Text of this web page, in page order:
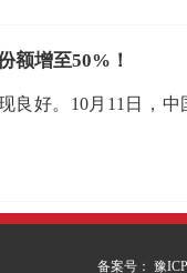
额增至50%！
好。10月11日，
备案号： 豫